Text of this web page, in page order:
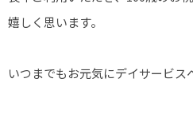
嬉しく思います。
いつまでもお元気にデイサービス